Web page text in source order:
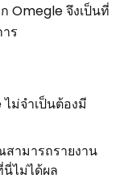
Omegle จึงเป็นที่
ร
ม่จำเป็นต้องมี
สามารถรายงาน
ไม่ได้ผล